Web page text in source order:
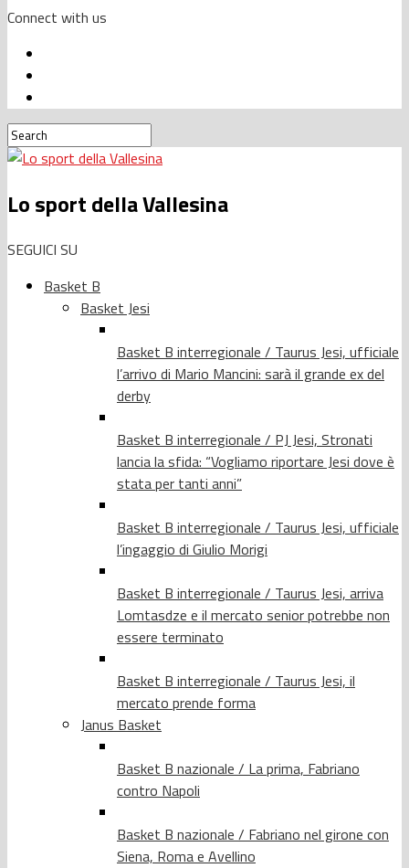
Connect with us
Lo sport della Vallesina
SEGUICI SU
Basket B
Basket Jesi
Basket B interregionale / Taurus Jesi, ufficiale
l’arrivo di Mario Mancini: sarà il grande ex del
derby
Basket B interregionale / PJ Jesi, Stronati
lancia la sfida: “Vogliamo riportare Jesi dove è
stata per tanti anni”
Basket B interregionale / Taurus Jesi, ufficiale
l’ingaggio di Giulio Morigi
Basket B interregionale / Taurus Jesi, arriva
Lomtasdze e il mercato senior potrebbe non
essere terminato
Basket B interregionale / Taurus Jesi, il
mercato prende forma
Janus Basket
Basket B nazionale / La prima, Fabriano
contro Napoli
Basket B nazionale / Fabriano nel girone con
Siena, Roma e Avellino